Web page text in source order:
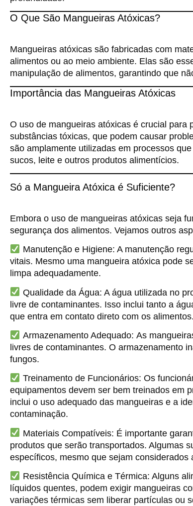
O Que São Mangueiras Atóxicas?
Mangueiras atóxicas são fabricadas com
alimentos ou ao meio ambiente. Elas são
manipulação de alimentos, garantindo que
Importância das Mangueiras Atóxicas
O uso de mangueiras atóxicas é crucial para
substâncias tóxicas, que podem causar
são amplamente utilizadas em processos
sucos, leite e outros produtos alimentícios.
Só a Mangueira Atóxica é Suficiente?
Embora o uso de mangueiras atóxicas seja
segurança dos alimentos. Vejamos outros
Manutenção e Higiene: A manutenção
vitais. Mesmo uma mangueira atóxica pode
limpa adequadamente.
Qualidade da Água: A água utilizada no
livre de contaminantes. Isso inclui tanto a
que entra em contato direto com os alimentos.
Armazenamento Adequado: As
livres de contaminantes. O armazenamento
fungos.
Treinamento de Funcionários: Os
equipamentos devem ser bem treinados em
inclui o uso adequado das mangueiras e a
contaminação.
Materiais Compatíveis: É importante
produtos que serão transportados. Algumas
específicos, mesmo que sejam considerados
Resistência Química e Térmica: Alguns
líquidos quentes, podem exigir mangueiras
variações térmicas sem liberar partículas ou